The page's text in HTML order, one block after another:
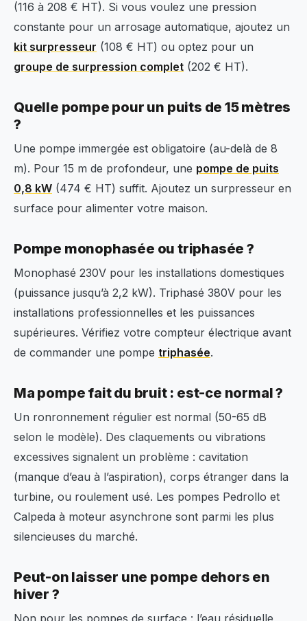
(116 à 208 € HT). Si vous voulez une pression
constante pour un arrosage automatique, ajoutez un
kit surpresseur (108 € HT) ou optez pour un
groupe de surpression complet (202 € HT).
Quelle pompe pour un puits de 15 mètres
?
Une pompe immergée est obligatoire (au-delà de 8
m). Pour 15 m de profondeur, une pompe de puits
0,8 kW (474 € HT) suffit. Ajoutez un surpresseur en
surface pour alimenter votre maison.
Pompe monophasée ou triphasée ?
Monophasé 230V pour les installations domestiques
(puissance jusqu’à 2,2 kW). Triphasé 380V pour les
installations professionnelles et les puissances
supérieures. Vérifiez votre compteur électrique avant
de commander une pompe triphasée.
Ma pompe fait du bruit : est-ce normal ?
Un ronronnement régulier est normal (50-65 dB
selon le modèle). Des claquements ou vibrations
excessives signalent un problème : cavitation
(manque d’eau à l’aspiration), corps étranger dans la
turbine, ou roulement usé. Les pompes Pedrollo et
Calpeda à moteur asynchrone sont parmi les plus
silencieuses du marché.
Peut-on laisser une pompe dehors en
hiver ?